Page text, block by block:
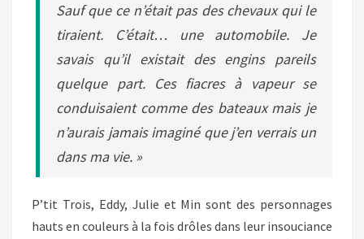
Sauf que ce n’était pas des chevaux qui le
tiraient. C’était… une automobile. Je
savais qu’il existait des engins pareils
quelque part. Ces fiacres à vapeur se
conduisaient comme des bateaux mais je
n’aurais jamais imaginé que j’en verrais un
dans ma vie. »
P’tit Trois, Eddy, Julie et Min sont des personnages
hauts en couleurs à la fois drôles dans leur insouciance